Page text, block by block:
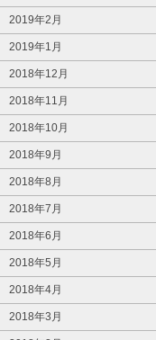
2019年2月
2019年1月
2018年12月
2018年11月
2018年10月
2018年9月
2018年8月
2018年7月
2018年6月
2018年5月
2018年4月
2018年3月